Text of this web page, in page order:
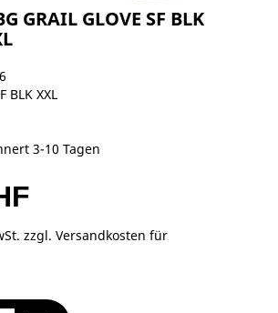
GRAIL GLOVE SF BLK
BLK XXL
3-10 Tagen
zzgl. Versandkosten für